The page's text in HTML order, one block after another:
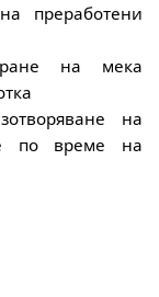
преработени
на мека
на
по време на